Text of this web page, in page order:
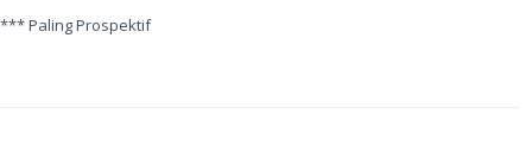
*** Paling Prospektif